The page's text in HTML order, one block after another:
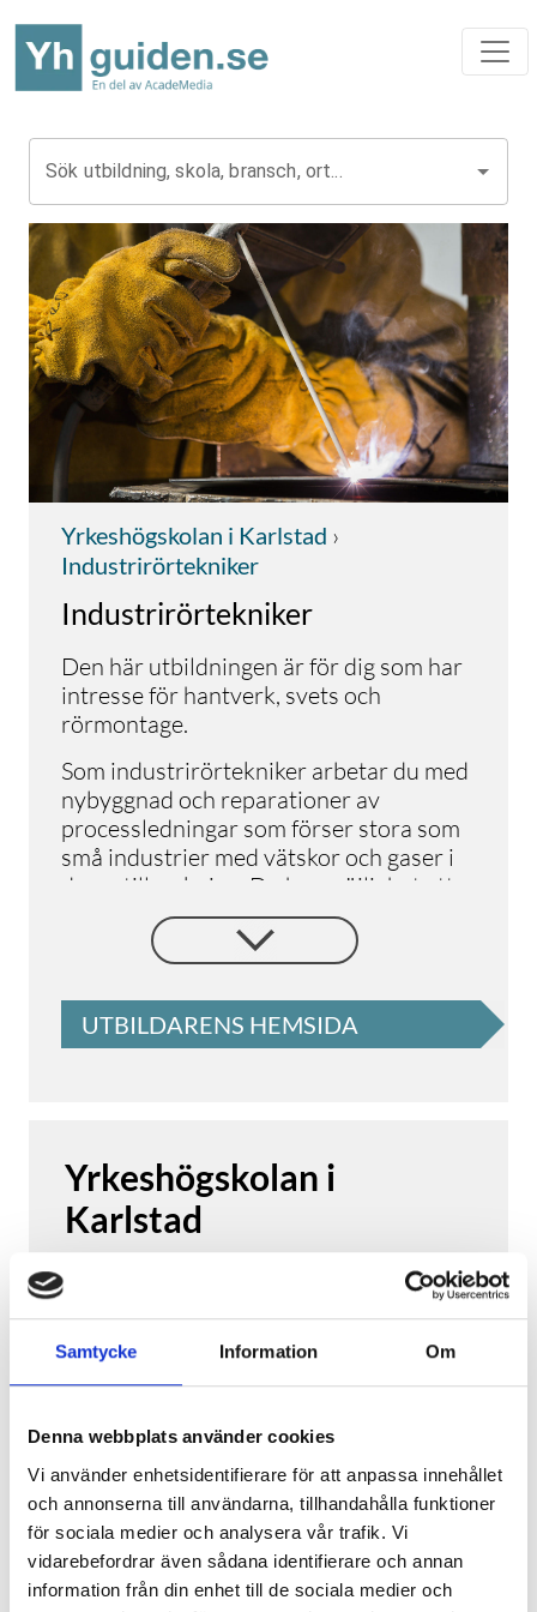
Samtycke Information Om
Denna webbplats använder cookies
Vi använder enhetsidentifierare för att anpassa innehållet
och annonserna till användarna, tillhandahålla funktioner
för sociala medier och analysera vår trafik. Vi
vidarebefordrar även sådana identifierare och annan
information från din enhet till de sociala medier och
Sök utbildning, skola, bransch, ort...
Yrkeshögskolan i Karlstad ›
Industrirörtekniker
Industrirörtekniker
Den här utbildningen är för dig som har
intresse för hantverk, svets och
rörmontage.
Som industrirörtekniker arbetar du med
nybyggnad och reparationer av
processledningar som förser stora som
små industrier med vätskor och gaser i
deras tillverkning. Du har möjlighet att
få ett flexibelt arbete där ingen dag är
den andra lik och det finns möjlighet till
arbete på resande fot.
Efter utbildningen kan du arbeta som
bland annat industrirörmontör,
praktisera på ett eller flera företag inom
branschen i 20 veckor under det som
kallas för Lärande i arbete (LIA). Detta
ger dig värdefulla kunskaper,
erfarenheter och kontakter inför ditt
framtida yrkesliv.
branschen även finns utanför Karlstads
Utbildningen sker i nära samarbete med
näringslivet och har en ledningsgrupp
med representanter från olika företag
runt om i branschen.
UTBILDARENS HEMSIDA
Yrkeshögskolan i
Karlstad
YHP400(ca.2.0år)
Karlstad
100
Studietakt
100%
Branscher
Teknik & tillverkning
Utbildningsstart